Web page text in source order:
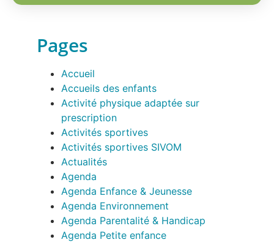
Pages
Accueil
Accueils des enfants
Activité physique adaptée sur
prescription
Activités sportives
Activités sportives SIVOM
Actualités
Agenda
Agenda Enfance & Jeunesse
Agenda Environnement
Agenda Parentalité & Handicap
Agenda Petite enfance